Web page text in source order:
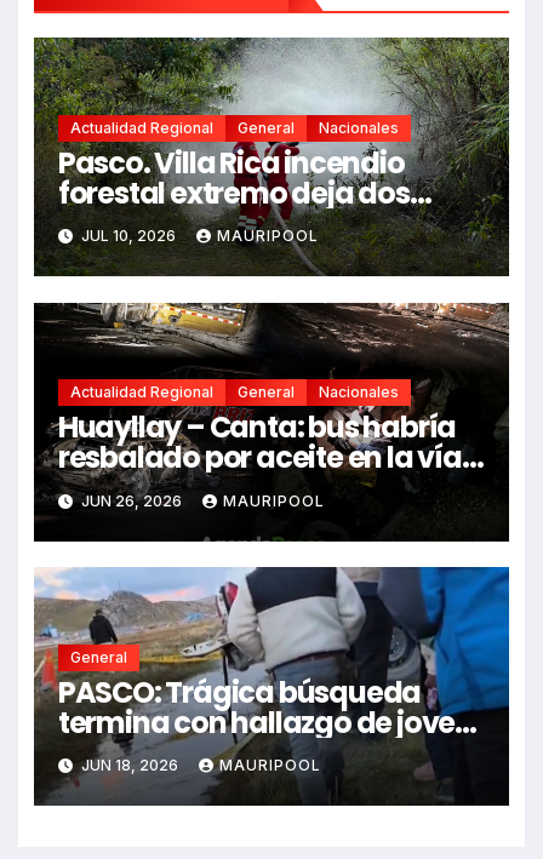
Actualidad Regional General Nacionales
Pasco. Villa Rica incendio
forestal extremo deja dos
fallecidos y heridos
JUL 10, 2026 MAURIPOOL
Actualidad Regional General Nacionales
Huayllay – Canta: bus habría
resbalado por aceite en la vía e
impactó auto siniestrado
dejando dos fallecidos
JUN 26, 2026 MAURIPOOL
General
PASCO: Trágica búsqueda
termina con hallazgo de joven
sin vida en Rancas
JUN 18, 2026 MAURIPOOL